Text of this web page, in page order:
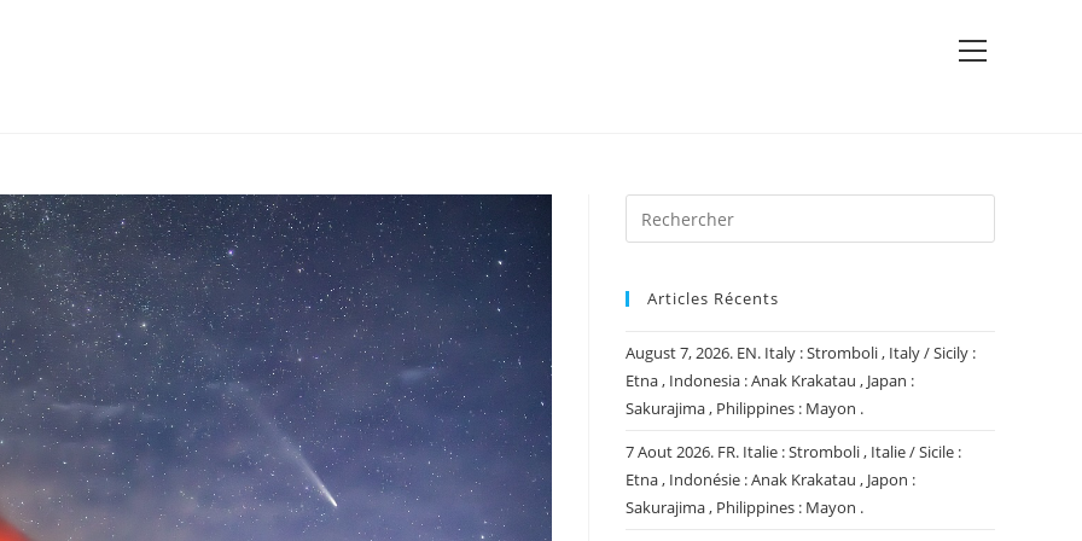
View
Articles Récents
August 7, 2026. EN. Italy : Stromboli , Italy / Sicily :
Etna , Indonesia : Anak Krakatau , Japan :
Sakurajima , Philippines : Mayon .
7 Aout 2026. FR. Italie : Stromboli , Italie / Sicile :
Etna , Indonésie : Anak Krakatau , Japon :
Sakurajima , Philippines : Mayon .